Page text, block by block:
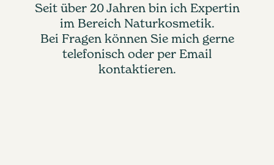
Seit über 20 Jahren bin ich Expertin
im Bereich Naturkosmetik.
Bei Fragen können Sie mich gerne
telefonisch oder per Email
kontaktieren.